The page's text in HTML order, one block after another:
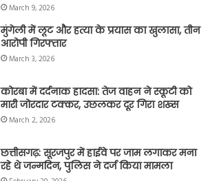
March 9, 2026
मुंगेली में लूट और हत्या के प्रयास का खुलासा, तीन
आरोपी गिरफ्तार
March 3, 2026
कोरबा में दर्दनाक हादसा: तेज वाहन ने स्कूटी को
मारी जोरदार टक्कर, उछलकर दूर गिरा शख्स
March 2, 2026
छत्तीसगढ़: सूरजपुर में हाईवे पर जाम लगाकर मना
रहे थे जन्मदिन, पुलिस ने दर्ज किया मामला